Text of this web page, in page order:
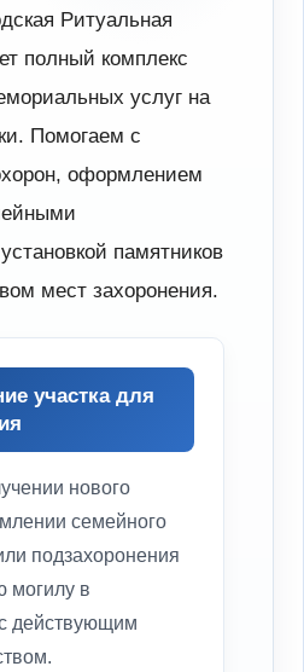
Ритуальная
полный комплекс
услуг на
Помогаем с
оформлением
памятников
мест захоронения.
участка для
нового
семейного
подзахоронения
могилу в
действующим